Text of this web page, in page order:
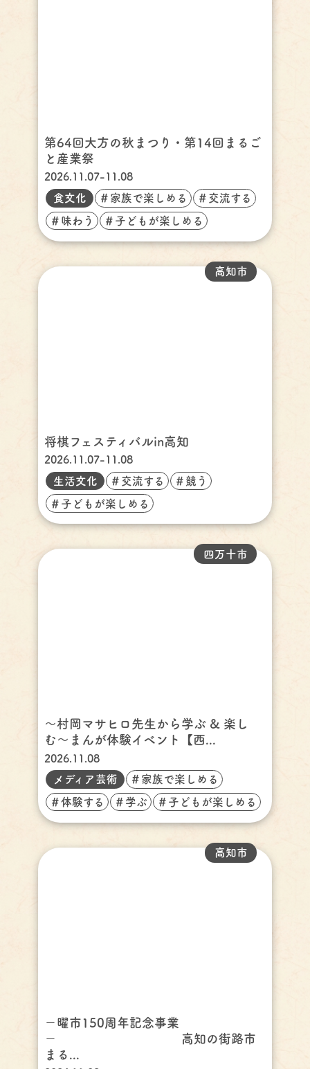
第64回大方の秋まつり・第14回まるご
と産業祭
2026.11.07-11.08
食文化
＃家族で楽しめる ＃交流する
＃味わう ＃子どもが楽しめる
将棋フェスティバルin高知
高知市
2026.11.07-11.08
生活文化
＃交流する ＃競う
＃子どもが楽しめる
〜村岡マサヒロ先生から学ぶ & 楽し
む〜まんが体験イベント【西...
四万十市
2026.11.08
メディア芸術
＃家族で楽しめる
＃体験する ＃学ぶ ＃子どもが楽しめる
－曜市150周年記念事業
－ 高知の街路市
まる...
高知市